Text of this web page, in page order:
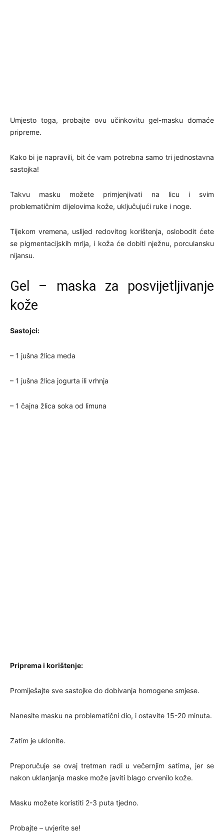
Umjesto toga, probajte ovu učinkovitu gel-masku domaće
pripreme.
Kako bi je napravili, bit će vam potrebna samo tri jednostavna
sastojka!
Takvu masku možete primjenjivati na licu i svim
problematičnim dijelovima kože, uključujući ruke i noge.
Tijekom vremena, uslijed redovitog korištenja, oslobodit ćete
se pigmentacijskih mrlja, i koža će dobiti nježnu, porculansku
nijansu.
Gel – maska za posvijetljivanje
kože
Sastojci:
– 1 jušna žlica meda
– 1 jušna žlica jogurta ili vrhnja
– 1 čajna žlica soka od limuna
Priprema i korištenje:
Promiješajte sve sastojke do dobivanja homogene smjese.
Nanesite masku na problematični dio, i ostavite 15-20 minuta.
Zatim je uklonite.
Preporučuje se ovaj tretman radi u večernjim satima, jer se
nakon uklanjanja maske može javiti blago crvenilo kože.
Masku možete koristiti 2-3 puta tjedno.
Probajte – uvjerite se!